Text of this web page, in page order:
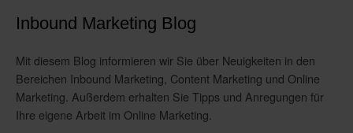
Inbound Marketing Blog
Mit diesem Blog informieren wir Sie über Neuigkeiten in den
Bereichen Inbound Marketing, Content Marketing und Online
Marketing. Außerdem erhalten Sie Tipps und Anregungen für
Ihre eigene Arbeit im Online Marketing.